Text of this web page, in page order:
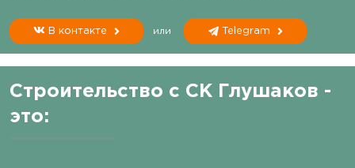
В контакте или Telegram
Строительство с СК Глушаков -
это: